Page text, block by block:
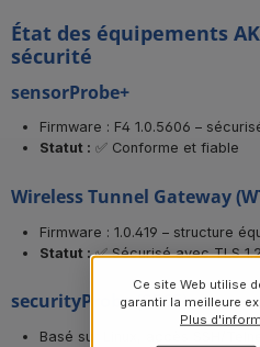
État des équipements
sécurité
sensorProbe+
Firmware : F4 1.0.5606 –
Statut : ✅ Conforme et fiable
Wireless Tunnel Gateway
Firmware : 1.0.419 – structure
Statut :✅ Sécurisé avec TLS
securityProbe (SEC5)
Basé sur Linux, accès SSH/
Ce site Web utilise
garantir la meilleure
Plus